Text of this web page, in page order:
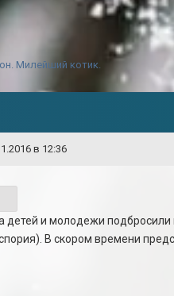
Милейший котик.
в 12:36
и молодежи подбросили
В скором времени